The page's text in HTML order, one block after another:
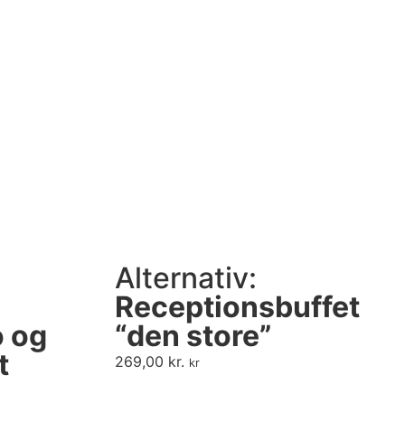
og
Alternativ:
Receptionsbuffet
“den store”
269,00 kr. kr